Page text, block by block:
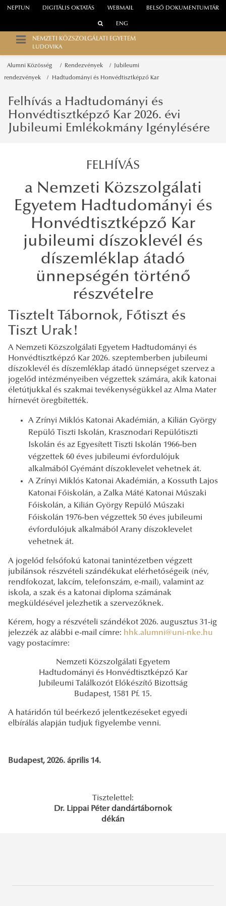
WEBMAIL
NEPTUN DIGITÁLIS OKTATÁS BELSŐ DOKUMENTUMTÁR
ENG
NEMZETI KÖZSZOLGÁLATI EGYETEM
LUDOVIKA
Alumni Közösség Rendezvények Jubileumi
rendezvények Hadtudományi és Honvédtisztképző Kar
Felhívás a Hadtudományi és
Honvédtisztképző Kar 2026. évi
Jubileumi Emlékokmány Igénylésére
FELHÍVÁS
a Nemzeti Közszolgálati
Egyetem Hadtudományi és
Honvédtisztképző Kar
jubileumi díszoklevél és
díszemléklap átadó
ünnepségén történő
részvételre
Tisztelt Tábornok, Főtiszt és
Tiszt Urak!
A Nemzeti Közszolgálati Egyetem Hadtudományi és
Honvédtisztképző Kar 2026. szeptemberben jubileumi
díszoklevél és díszemléklap átadó ünnepséget szervez a
jogelőd intézményeiben végzettek számára, akik katonai
életútjukkal és szakmai tevékenységükkel az Alma Mater
hírnevét öregbítették.
A Zrínyi Miklós Katonai Akadémián, a Kilián György
Repülő Tiszti Iskolán, Krasznodari Repülőtiszti
Iskolán és az Egyesített Tiszti Iskolán 1966-ben
végzettek 60 éves jubileumi évfordulójuk
alkalmából Gyémánt díszoklevelet vehetnek át.
A Zrínyi Miklós Katonai Akadémián, a Kossuth Lajos
Katonai Főiskolán, a Zalka Máté Katonai Műszaki
Főiskolán, a Kilián György Repülő Műszaki
Főiskolán 1976-ben végzettek 50 éves jubileumi
évfordulójuk alkalmából Arany díszoklevelet
vehetnek át.
A jogelőd felsőfokú katonai tanintézetben végzett
jubilánsok részvételi szándékukat elérhetőségeik (név,
rendfokozat, lakcím, telefonszám, e-mail), valamint az
iskola, a szak és a katonai diploma számának
megküldésével jelezhetik a szervezőknek.
Kérem, hogy a részvételi szándékot 2026. augusztus 31-ig
jelezzék az alábbi e-mail címre: hhk.alumni@uni-nke.hu
vagy postacímre:
Nemzeti Közszolgálati Egyetem
Hadtudományi és Honvédtisztképző Kar
Jubileumi Találkozót Előkészítő Bizottság
Budapest, 1581 Pf. 15.
A határidőn túl beérkező jelentkezéseket egyedi
elbírálás alapján tudjuk figyelembe venni.
Budapest, 2026. április 14.
Tisztelettel:
Dr. Lippai Péter dandártábornok
dékán